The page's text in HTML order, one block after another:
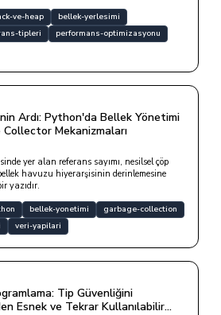
ve-heap
bellek-yerlesimi
tipleri
performans-optimizasyonu
Ardı: Python'da Bellek Yönetimi
Mekanizmaları
yer alan referans sayımı, nesilsel çöp
havuzu hiyerarşisinin derinlemesine
yazıdır.
bellek-yonetimi
garbage-collection
veri-yapilari
Tip Güvenliğini
Esnek ve Tekrar Kullanılabilir